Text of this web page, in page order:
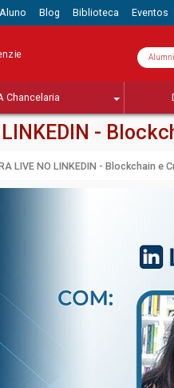
Blog Biblioteca Eventos
Alumni
Chancelaria
LINKEDIN -
LIVE NO LINKEDIN - Blockchain e